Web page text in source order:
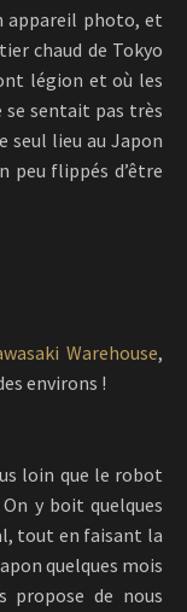
appareil photo, et
chaud de Tokyo
légion et où les
se sentait pas très
seul lieu au Japon
peu flippés d’être
Warehouse,
environs !
loin que le robot
y boit quelques
tout en faisant la
quelques mois
propose de nous